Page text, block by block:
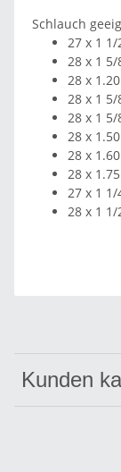
Schlauch
27 x 1 1/
28 x 1 5/
28 x
28 x 1 5/
28 x 1 5/
28 x
28 x
28 x
27 x 1 1/
28 x 1 1/
Kunden